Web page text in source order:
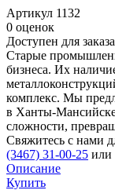
Артикул 1132
0 оценок
Доступен для заказа
Старые
бизнеса. Их
комплекс. Мы
в Ханты-
сложности,
Свяжитесь с нами
(3467) 31-00-25 или
Описание
Купить